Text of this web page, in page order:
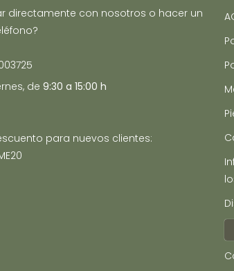
directamente con nosotros o hacer un
de 9:30 a 15:00 h
para nuevos clientes: